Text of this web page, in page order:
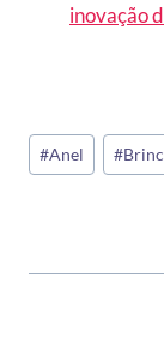
inovação
Tags
do
#Anel #